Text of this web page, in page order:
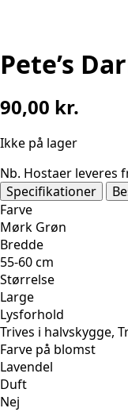
Pete’s
90,00 kr.
Ikke på lager
Nb. Hostaer leveres
Specifikationer
Farve
Mørk Grøn
Bredde
55-60 cm
Størrelse
Large
Lysforhold
Trives i halvskygge,
Farve på blomst
Lavendel
Duft
Nej